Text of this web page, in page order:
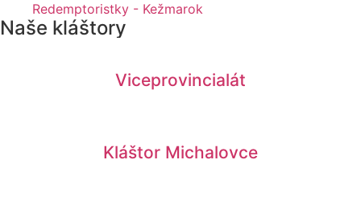
Redemptoristky - Kežmarok
Naše kláštory
Viceprovincialát
Kláštor Michalovce